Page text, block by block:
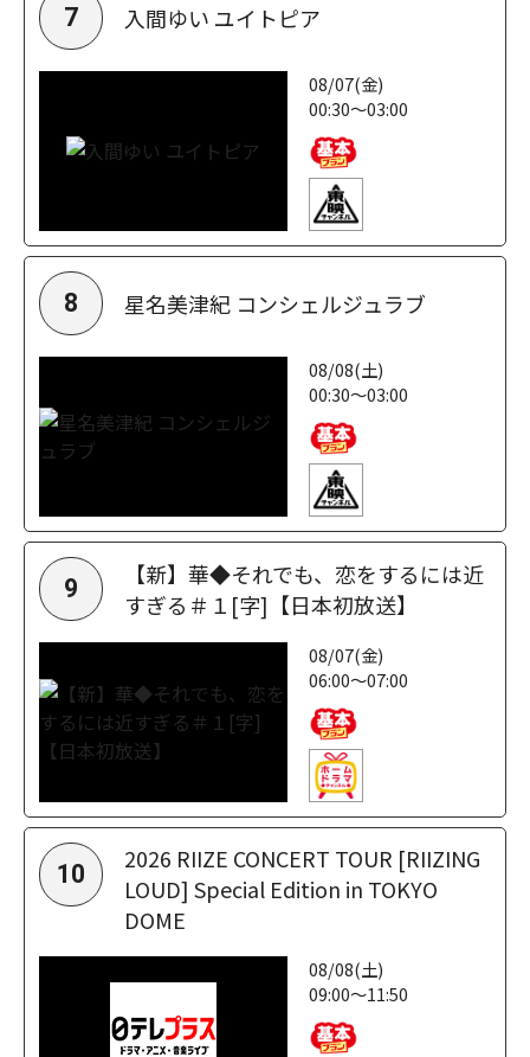
7 入間ゆい ユイトピア
08/07(金)
00:30～03:00
8 星名美津紀 コンシェルジュラブ
08/08(土)
00:30～03:00
9
【新】華◆それでも、恋をするには近
すぎる＃１[字]【日本初放送】
08/07(金)
06:00～07:00
10
2026 RIIZE CONCERT TOUR [RIIZING
LOUD] Special Edition in TOKYO
DOME
08/08(土)
09:00～11:50